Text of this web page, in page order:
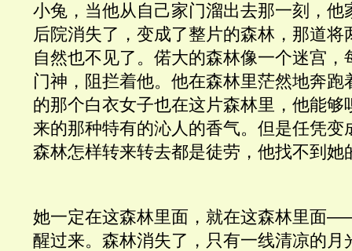
小兔，当他从自己家门溜出去那一刻，他
后院消失了，变成了整片的森林，那道将
自然也不见了。偌大的森林像一个迷宫，
门神，阻拦着他。他在森林里茫然地奔跑
的那个白衣女子也在这片森林里，他能够
来的那种特有的沁人的香气。但是任凭变
森林怎样转来转去都是徒劳，他找不到她
她一定在这森林里面，就在这森林里面
醒过来。森林消失了，只有一线清凉的月